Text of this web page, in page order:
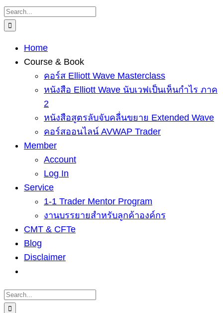
Skip
to
Search
for:
Home
Course & Book
คอร์ส Elliott Wave Masterclass
หนังสือ Elliott Wave นับเวฟเป็นเห็นกำไร ภาค
2
หนังสือสูตรลับจับคลื่นขยาย Extended Wave
คอร์สออนไลน์ AVWAP Trader
Member
Account
Log In
Service
1-1 Trader Mentor Program
งานบรรยายสำหรับลูกค้าองค์กร
CMT & CFTe
Blog
Disclaimer
Search
for: